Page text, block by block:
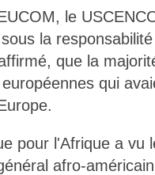
le
la
que la
qui
pour l'Afrique a vu
afro-